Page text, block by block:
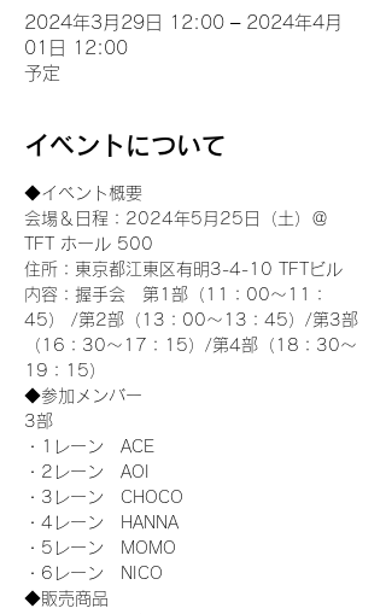
2024年3月29日 12:00 – 2024年4月
01日 12:00
予定
イベントについて
◆イベント概要
会場＆日程：2024年5月25日（土）＠
TFT ホール 500
住所：東京都江東区有明3-4-10 TFTビル
内容：握手会　第1部（11：00～11：
45） /第2部（13：00～13：45）/第3部
（16：30～17：15）/第4部（18：30～
19：15）
◆参加メンバー
3部
・1レーン　ACE
・2レーン　AOI
・3レーン　CHOCO
・4レーン　HANNA
・5レーン　MOMO
・6レーン　NICO
◆販売商品